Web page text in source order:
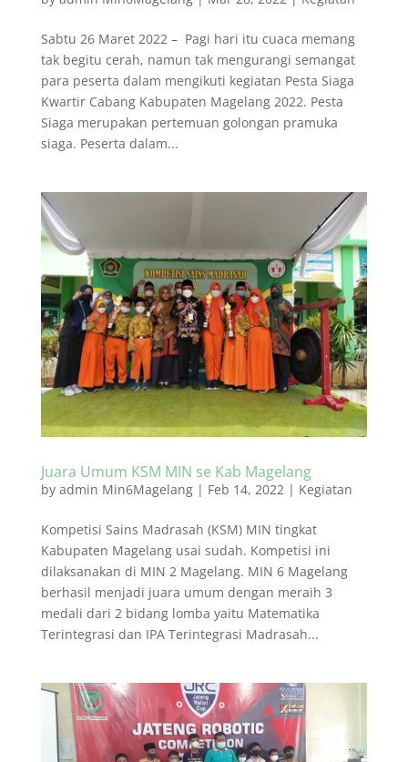
Sabtu 26 Maret 2022 – Pagi hari itu cuaca memang
tak begitu cerah, namun tak mengurangi semangat
para peserta dalam mengikuti kegiatan Pesta Siaga
Kwartir Cabang Kabupaten Magelang 2022. Pesta
Siaga merupakan pertemuan golongan pramuka
siaga. Peserta dalam...
Juara Umum KSM MIN se Kab Magelang
by admin Min6Magelang| Feb 14, 2022 | Kegiatan
Kompetisi Sains Madrasah (KSM) MIN tingkat
Kabupaten Magelang usai sudah. Kompetisi ini
dilaksanakan di MIN 2 Magelang. MIN 6 Magelang
berhasil menjadi juara umum dengan meraih 3
medali dari 2 bidang lomba yaitu Matematika
Terintegrasi dan IPA Terintegrasi Madrasah...